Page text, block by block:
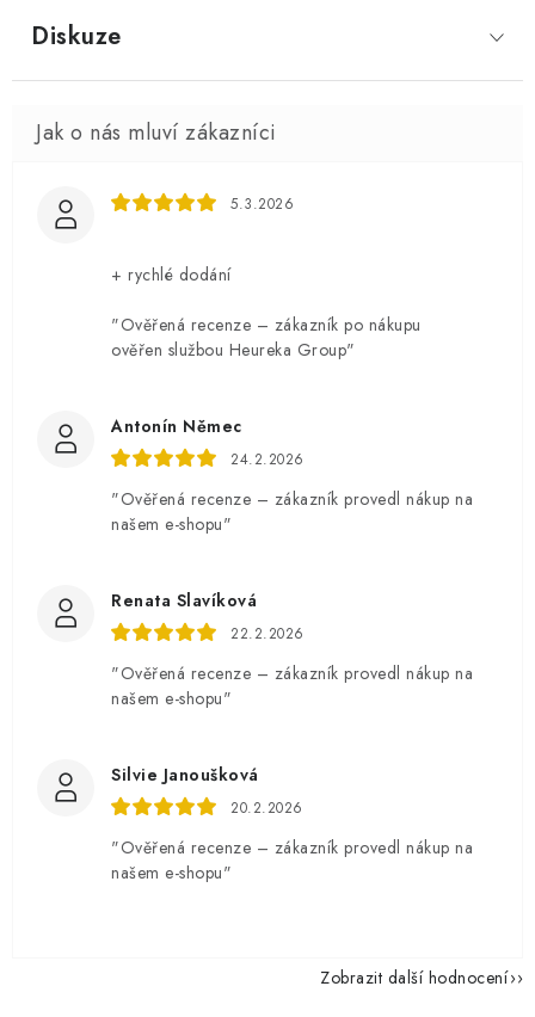
Diskuze
5.3.2026
+ rychlé dodání
"Ověřená recenze – zákazník po nákupu
ověřen službou Heureka Group"
Antonín Němec
24.2.2026
"Ověřená recenze – zákazník provedl nákup na
našem e-shopu"
Renata Slavíková
22.2.2026
"Ověřená recenze – zákazník provedl nákup na
našem e-shopu"
Silvie Janoušková
20.2.2026
"Ověřená recenze – zákazník provedl nákup na
našem e-shopu"
Zobrazit další hodnocení